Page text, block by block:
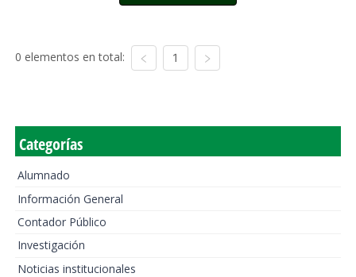
0 elementos en total: 1
Categorías
Alumnado
Información General
Contador Público
Investigación
Noticias institucionales